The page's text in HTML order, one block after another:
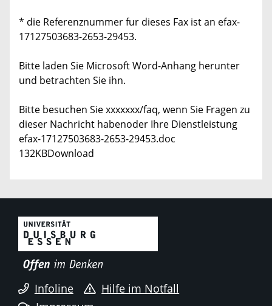
* die Referenznummer fur dieses Fax ist an efax-
17127503683-2653-29453.
Bitte laden Sie Microsoft Word-Anhang herunter
und betrachten Sie ihn.
Bitte besuchen Sie xxxxxxx/faq, wenn Sie Fragen zu
dieser Nachricht habenoder Ihre Dienstleistung
efax-17127503683-2653-29453.doc
132KBDownload
Infoline
Hilfe im Notfall